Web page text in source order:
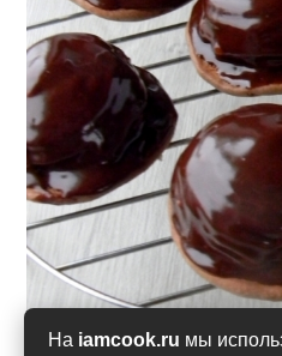
На iamcook.ru мы